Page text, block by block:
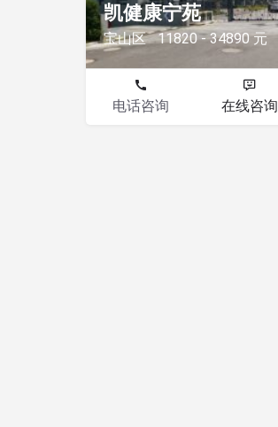
凯健康宁苑
宝山区 11820 - 34890 元
电话咨询 在线咨询